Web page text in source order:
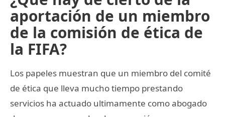
aportación de un miembro
de la comisión de ética de
la FIFA?
Los papeles muestran que un miembro del comité
de ética que lleva mucho tiempo prestando
servicios ha actuado ultimamente como abogado